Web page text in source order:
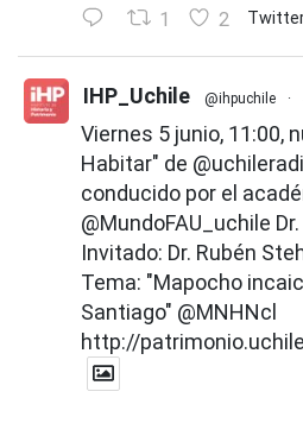
1 2
IHP_Uchile @ihpuchile ·
Viernes 5 junio, 11:00,
Habitar" de
conducido por el
@MundoFAU_uchile
Invitado: Dr. Rubén
Tema: "Mapocho
Santiago" @MNHNcl
http://